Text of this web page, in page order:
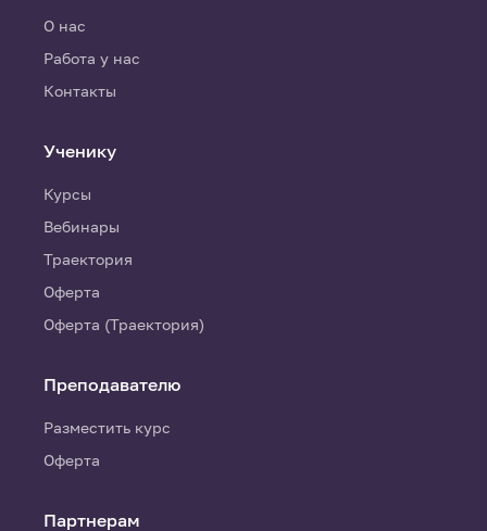
О нас
Работа у нас
Контакты
Ученику
Курсы
Вебинары
Траектория
Оферта
Оферта (Траектория)
Преподавателю
Разместить курс
Оферта
Партнерам